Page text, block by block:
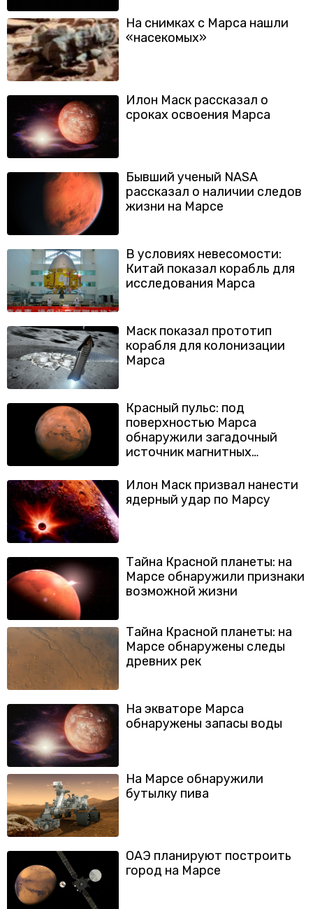
На снимках с Марса нашли
«насекомых»
Илон Маск рассказал о
сроках освоения Марса
Бывший ученый NASA
рассказал о наличии следов
жизни на Марсе
В условиях невесомости:
Китай показал корабль для
исследования Марса
Маск показал прототип
корабля для колонизации
Марса
Красный пульс: под
поверхностью Марса
обнаружили загадочный
источник магнитных
Илон Маск призвал нанести
ядерный удар по Марсу
Тайна Красной планеты: на
Марсе обнаружили признаки
возможной жизни
Тайна Красной планеты: на
Марсе обнаружены следы
древних рек
На экваторе Марса
обнаружены запасы воды
На Марсе обнаружили
бутылку пива
ОАЭ планируют построить
город на Марсе